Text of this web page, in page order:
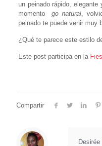
un peinado rápido,
momentogo natural ,
peinado te puede venir muy
¿Qué te parece este estilo
Este post participa en la
Compartir
Desirée